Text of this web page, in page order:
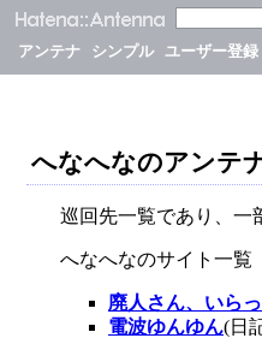
アンテナ シンプル ユーザー登録
へなへなのアンテ
巡回先一覧であり、一
へなへなのサイト一覧
廃人さん、いら
電波ゆんゆん(日